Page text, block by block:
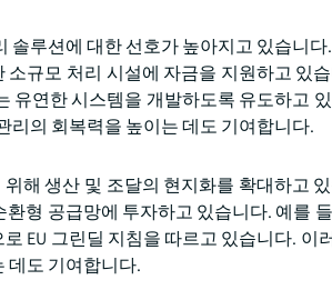
루션에 대한 선호가 높아지고 있습니다.
규모 처리 시설에 자금을 지원하고 있
유연한 시스템을 개발하도록 유도하고
리의 회복력을 높이는 데도 기여합니다.
해 생산 및 조달의 현지화를 확대하고
형 공급망에 투자하고 있습니다. 예를
EU 그린딜 지침을 따르고 있습니다. 이
데도 기여합니다.